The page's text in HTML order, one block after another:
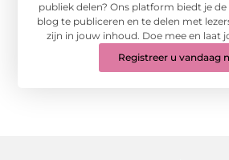
publiek delen? Ons platform biedt je
blog te publiceren en te delen met
zijn in jouw inhoud. Doe mee en laat
Registreer u vandaag